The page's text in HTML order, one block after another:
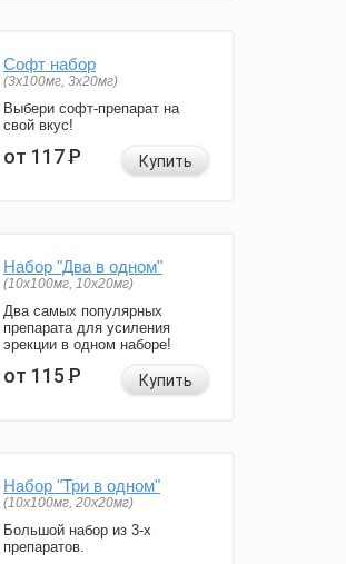
Софт набор
(3x100мг, 3x20мг)
Выбери софт-препарат на
свой вкус!
от 117Р Купить
Набор "Два в одном"
(10x100мг, 10x20мг)
Два самых популярных
препарата для усиления
эрекции в одном наборе!
от 115Р Купить
Набор "Три в одном"
(10x100мг, 20x20мг)
Большой набор из 3-х
препаратов.